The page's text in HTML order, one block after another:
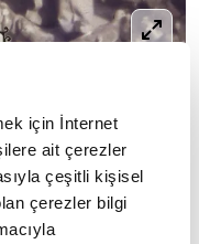
için İnternet
ait çerezler
çeşitli kişisel
çerezler bilgi
okura
olur.